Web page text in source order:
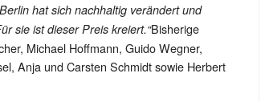
hat sich nachhaltig verändert und
sie ist dieser Preis kreiert.“Bisherige
Michael Hoffmann, Guido Wegner,
Anja und Carsten Schmidt sowie Herbert